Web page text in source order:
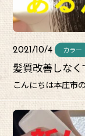
2021/10/4 カラー
髪質改善しな
こんにちは本庄市